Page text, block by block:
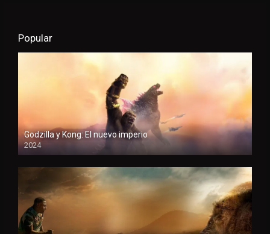
Popular
Godzilla y Kong: El nuevo imperio
2024
HD